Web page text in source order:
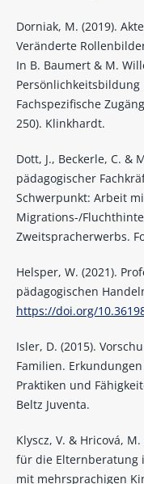
Dorniak, M. (2019).
Veränderte
In B. Baumert & M.
Fachspezifische
250). Klinkhardt.
Dott, J., Beckerle, C. &
pädagogischer
Schwerpunkt: Arbeit
Migrations-/
Zweitspracherwerbs.
Helsper, W. (2021).
pädagogischen
https://doi.org/
Isler, D. (2015).
Familien.
Praktiken und
Beltz Juventa.
Klyscz, V. & Hricová,
für die Elternberatung
mit mehrsprachigen